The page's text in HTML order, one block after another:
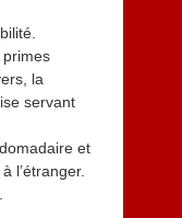
la
servant
et
l’étranger.